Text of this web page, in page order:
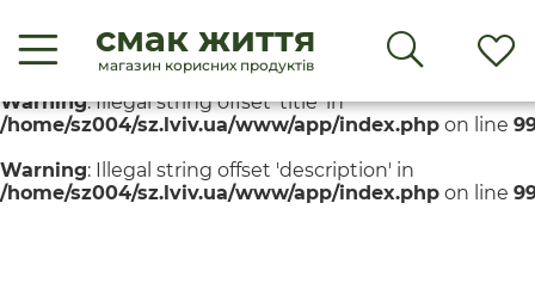
Warning
: Illegal string offset 'title' in
/home/sz004/sz.lviv.ua/www/app/index.php
on line
Warning: Illegal string offset 'title' in
/home/sz004/sz.lviv.ua/www/app/index.php on line
Warning: Illegal string offset 'description' in
/home/sz004/sz.lviv.ua/www/app/index.php on line
смак життя
магазин корисних продуктів